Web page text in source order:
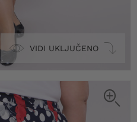
VIDI UKLJUČENO